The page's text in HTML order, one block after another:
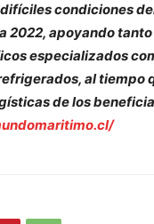
condiciones
2022, apoyando
especializados
al tiempo
de los